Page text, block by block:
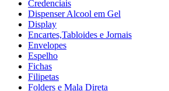
Credenciais
Dispenser Alcool em Gel
Display
Encartes,Tabloides e Jornais
Envelopes
Espelho
Fichas
Filipetas
Folders e Mala Direta